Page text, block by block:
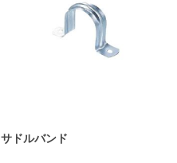
サドルバンド